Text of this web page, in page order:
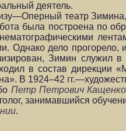
деятель.
театр
была построена по
Однако дело прогорело,
Зимин служил
в состав дирекции
В 1924–42
Петр Петрович Кащенко
занимавшийся
.